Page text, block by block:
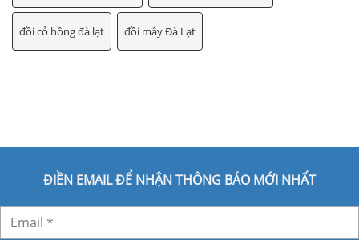
đồi cỏ hồng đà lạt đồi mây Đà Lạt
ĐIỀN EMAIL ĐỂ NHẬN THÔNG BÁO MỚI NHẤT